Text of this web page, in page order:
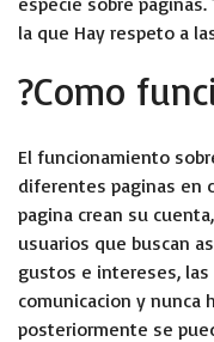
la que Hay respeto a
?Como
El funcionamiento
diferentes paginas en
pagina crean su
usuarios que buscan
gustos e intereses,
comunicacion y nunca
posteriormente se